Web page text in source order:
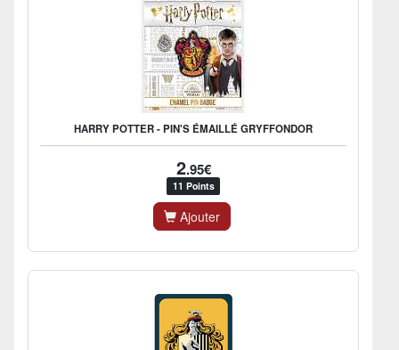
HARRY POTTER - PIN'S ÉMAILLÉ GRYFFONDOR
2.95€
11 Points
Ajouter